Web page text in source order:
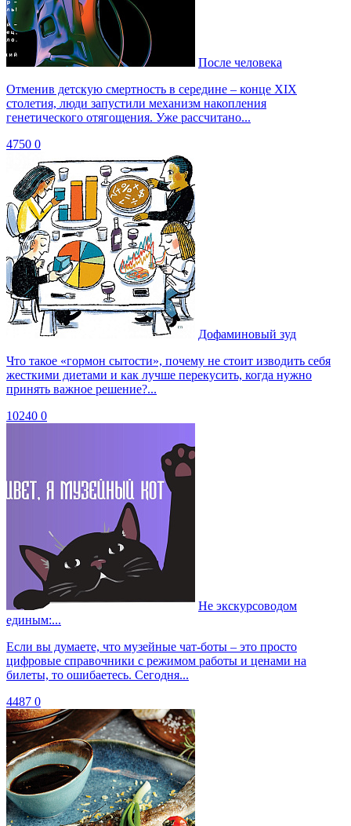
После человека
Отменив детскую смертность в середине – конце XIX
столетия, люди запустили механизм накопления
генетического отягощения. Уже рассчитано...
4750 0
Дофаминовый зуд
Что такое «гормон сытости», почему не стоит изводить себя
жесткими диетами и как лучше перекусить, когда нужно
принять важное решение?...
10240 0
Не экскурсоводом
единым:...
Если вы думаете, что музейные чат-боты – это просто
цифровые справочники с режимом работы и ценами на
билеты, то ошибаетесь. Сегодня...
4487 0